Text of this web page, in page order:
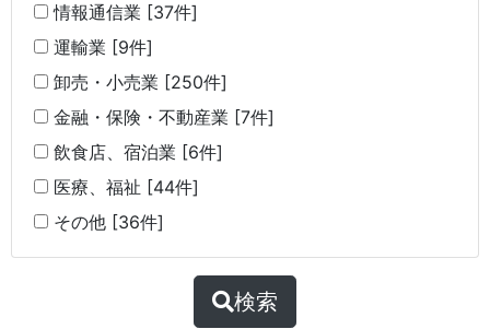
情報通信業 [37件]
運輸業 [9件]
卸売・小売業 [250件]
金融・保険・不動産業 [7件]
飲食店、宿泊業 [6件]
医療、福祉 [44件]
その他 [36件]
検索